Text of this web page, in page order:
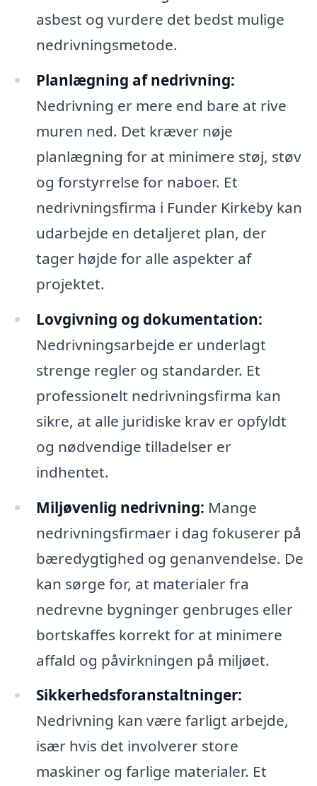
asbest og vurdere det bedst mulige
nedrivningsmetode.
Planlægning af nedrivning:
Nedrivning er mere end bare at rive
muren ned. Det kræver nøje
planlægning for at minimere støj, støv
og forstyrrelse for naboer. Et
nedrivningsfirma i Funder Kirkeby kan
udarbejde en detaljeret plan, der
tager højde for alle aspekter af
projektet.
Lovgivning og dokumentation:
Nedrivningsarbejde er underlagt
strenge regler og standarder. Et
professionelt nedrivningsfirma kan
sikre, at alle juridiske krav er opfyldt
og nødvendige tilladelser er
indhentet.
Miljøvenlig nedrivning: Mange
nedrivningsfirmaer i dag fokuserer på
bæredygtighed og genanvendelse. De
kan sørge for, at materialer fra
nedrevne bygninger genbruges eller
bortskaffes korrekt for at minimere
affald og påvirkningen på miljøet.
Sikkerhedsforanstaltninger:
Nedrivning kan være farligt arbejde,
især hvis det involverer store
maskiner og farlige materialer. Et